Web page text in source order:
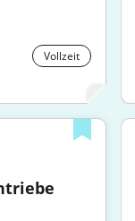
Vollzeit